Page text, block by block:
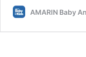
AMARIN Baby